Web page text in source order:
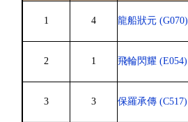
1 4 龍船狀元 (G070)
2 1 飛輪閃耀 (E054)
3 3 保羅承傳 (C517)